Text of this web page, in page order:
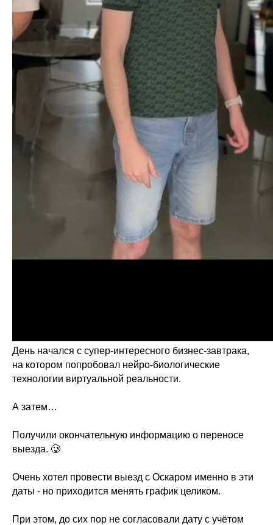
День начался с супер-интересного бизнес-завтрака,
на котором попробовал нейро-биологические
технологии виртуальной реальности.
А затем…
Получили окончательную информацию о переносе
выезда. 🥲
Очень хотел провести выезд с Оскаром именно в эти
даты - но приходится менять график целиком.
При этом, до сих пор не согласовали дату с учётом